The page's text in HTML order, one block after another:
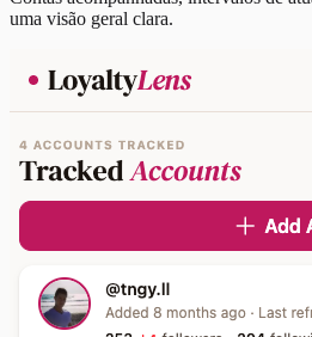
uma visão geral clara.